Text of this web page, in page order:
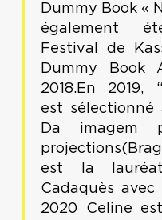
Dummy Book «
également
Festival de
Dummy Book
2018.En 2019,
est sélectionné
Da
est la
Cadaquès avec
2020 Celine